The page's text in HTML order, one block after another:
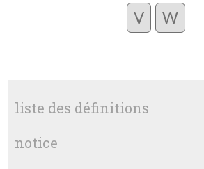
V W
liste des définitions
notice